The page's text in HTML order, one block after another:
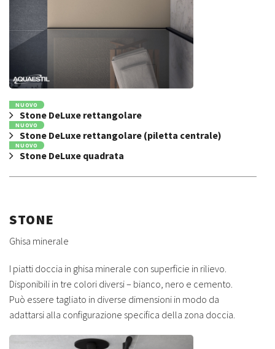
NUOVO
Stone DeLuxe rettangolare
NUOVO
Stone DeLuxe rettangolare (piletta centrale)
NUOVO
Stone DeLuxe quadrata
STONE
Ghisa minerale
I piatti doccia in ghisa minerale con superficie in rilievo.
Disponibili in tre colori diversi – bianco, nero e cemento.
Può essere tagliato in diverse dimensioni in modo da
adattarsi alla configurazione specifica della zona doccia.